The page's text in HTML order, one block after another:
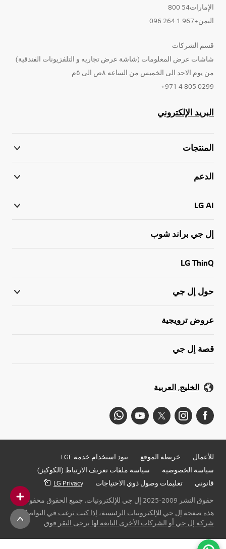
الإمارات54 800
اليمن+967 1 264 096
قسم الشركات
شاشات عرض المعلومات (شاشة عرض تجاريه و التلفزيونات الفندقية)
من يوم الاحد الى الخميس من الساعه ٨ص الى ٥م
0299 805 4 971+
البريد الإلكتروني
المنتجات
الدعم
LG AI
إل جي براند شوب
LG ThinQ
حول إل جي
عروض ترويجية
قصة إل جي
الخليج, العربية
للأعمال خريطة الموقع
بنود استخدام خدمة LGE
سياسة الخصوصية
سياسة ملفات تعريف الارتباط (الكوكيز)
قانوني
تعليمات وصول ذوي الاحتياجات
LG Privacy
حقوق النشر 2009-2025 إل جي للإلكترونيات. جميع الحقوق محفوظة
هذه صفحة إل جي للإلكترونيات الرئيسية، إذا كنت ترغب في التواصل مع
شركة إل جي أو الشركات الأخرى التابعة لها يرجى النقر فوق